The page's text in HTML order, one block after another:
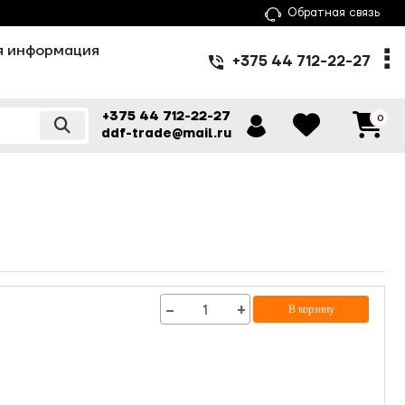
Обратная связь
информация
+375 44 712-22-27
+375 44 712-22-27
ddf-trade@mail.ru
0
− + В корзину